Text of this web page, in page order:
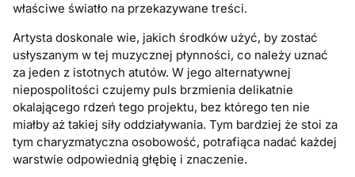
właściwe światło na przekazywane treści.
Artysta doskonale wie, jakich środków użyć, by zostać
usłyszanym w tej muzycznej płynności, co należy uznać
za jeden z istotnych atutów. W jego alternatywnej
niepospolitości czujemy puls brzmienia delikatnie
okalającego rdzeń tego projektu, bez którego ten nie
miałby aż takiej siły oddziaływania. Tym bardziej że stoi za
tym charyzmatyczna osobowość, potrafiąca nadać każdej
warstwie odpowiednią głębię i znaczenie.